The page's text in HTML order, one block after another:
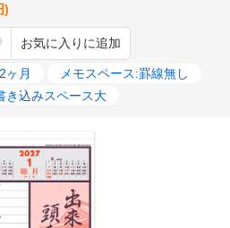
)
お気に入りに追加
ヶ月
メモスペース:罫線無し
き込みスペース大